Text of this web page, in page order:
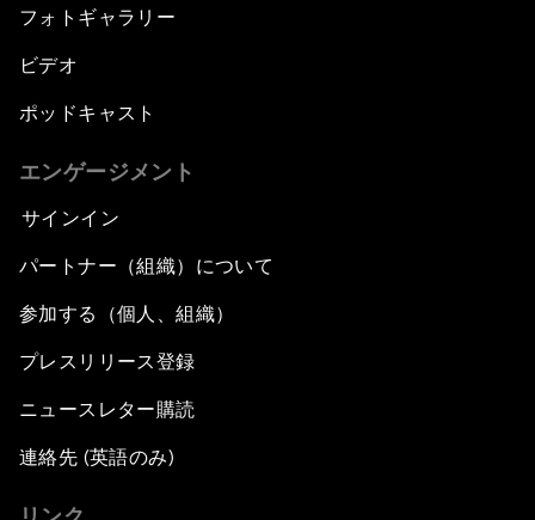
フォトギャラリー
ビデオ
ポッドキャスト
エンゲージメント
サインイン
パートナー（組織）について
参加する（個人、組織）
プレスリリース登録
ニュースレター購読
連絡先 (英語のみ)